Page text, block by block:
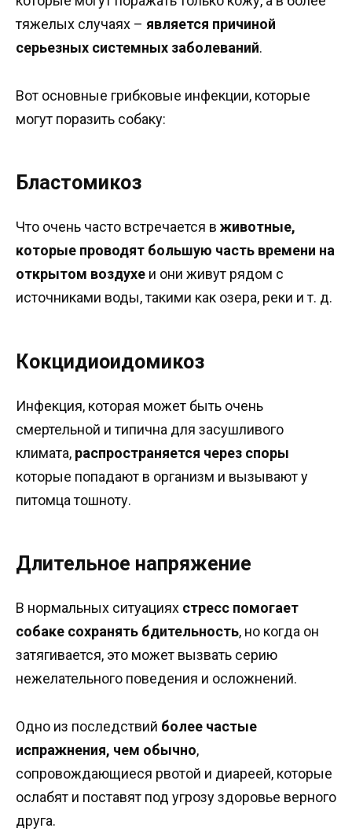
тяжелых случаях – является причиной
серьезных системных заболеваний.
Вот основные грибковые инфекции, которые
могут поразить собаку:
Бластомикоз
Что очень часто встречается в животные,
которые проводят большую часть времени на
открытом воздухе и они живут рядом с
источниками воды, такими как озера, реки и т. д.
Кокцидиоидомикоз
Инфекция, которая может быть очень
смертельной и типична для засушливого
климата, распространяется через споры
которые попадают в организм и вызывают у
питомца тошноту.
Длительное напряжение
В нормальных ситуациях стресс помогает
собаке сохранять бдительность, но когда он
затягивается, это может вызвать серию
нежелательного поведения и осложнений.
Одно из последствий более частые
испражнения, чем обычно,
сопровождающиеся рвотой и диареей, которые
ослабят и поставят под угрозу здоровье верного
друга.